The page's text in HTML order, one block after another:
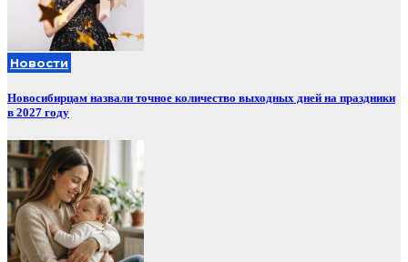
Новости
Новосибирцам назвали точное количество выходных дней на праздники
в 2027 году